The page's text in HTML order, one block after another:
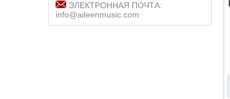
ЭЛЕКТРОННАЯ ПОЧТА:
info@aileenmusic.com